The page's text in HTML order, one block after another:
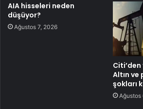
AIA hisseleri neden
düşüyor?
Ağustos 7, 2026
Citi’den
Altın
şokları
Ağustos